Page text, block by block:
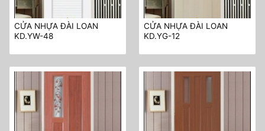
CỬA NHỰA ĐÀI LOAN
KD.YW-48
CỬA NHỰA ĐÀI LOAN
KD.YG-12